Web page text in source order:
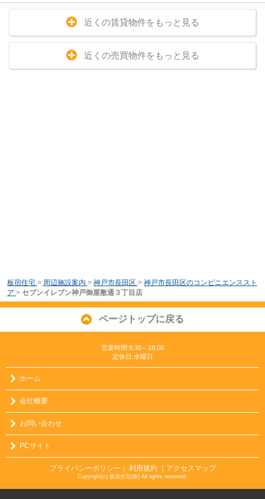
近くの賃貸物件をもっと見る
近くの売買物件をもっと見る
板宿住宅 > 周辺施設案内 > 神戸市長田区 > 神戸市長田区のコンビニエンススト
ア > セブンイレブン神戸御屋敷通３丁目店
ページトップに戻る
営業時間:9:30～18:00
定休日:水曜日
ホーム
会社概要
お問い合わせ
PCサイト
プライバシーポリシー ｜ 利用規約 ｜アクセスマップ
Copyright(c) 板宿住宅(株) All rights reserved.